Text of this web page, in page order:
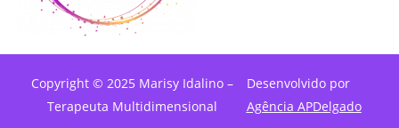
Copyright © 2025 Marisy Idalino –
Terapeuta Multidimensional
Desenvolvido por
Agência APDelgado